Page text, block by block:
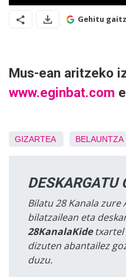
Gehitu
Mus-ean aritzeko
www.eginbat.com
GIZARTEA BELAUNTZA
DESKARGATU
Bilatu 28 Kanala zure
bilatzailean eta
28KanalaKidetxartel
dizuten abantailez
duzu.